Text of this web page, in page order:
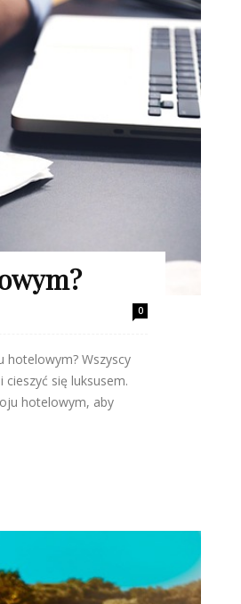
0
hotelowym? Wszyscy
się luksusem.
hotelowym, aby